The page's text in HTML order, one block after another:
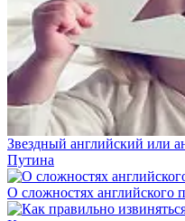
Звездный английский или
Путина
О сложностях английского